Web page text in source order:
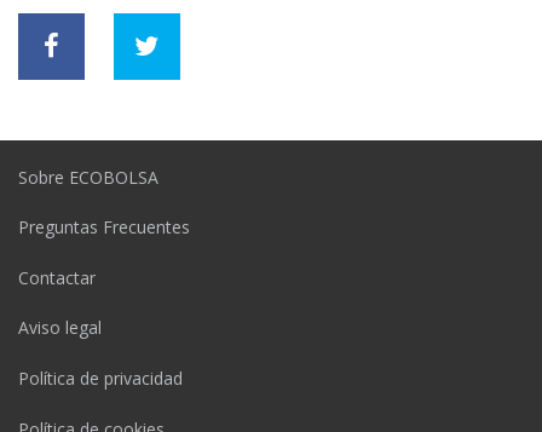
Sobre ECOBOLSA
Preguntas Frecuentes
Contactar
Aviso legal
Política de privacidad